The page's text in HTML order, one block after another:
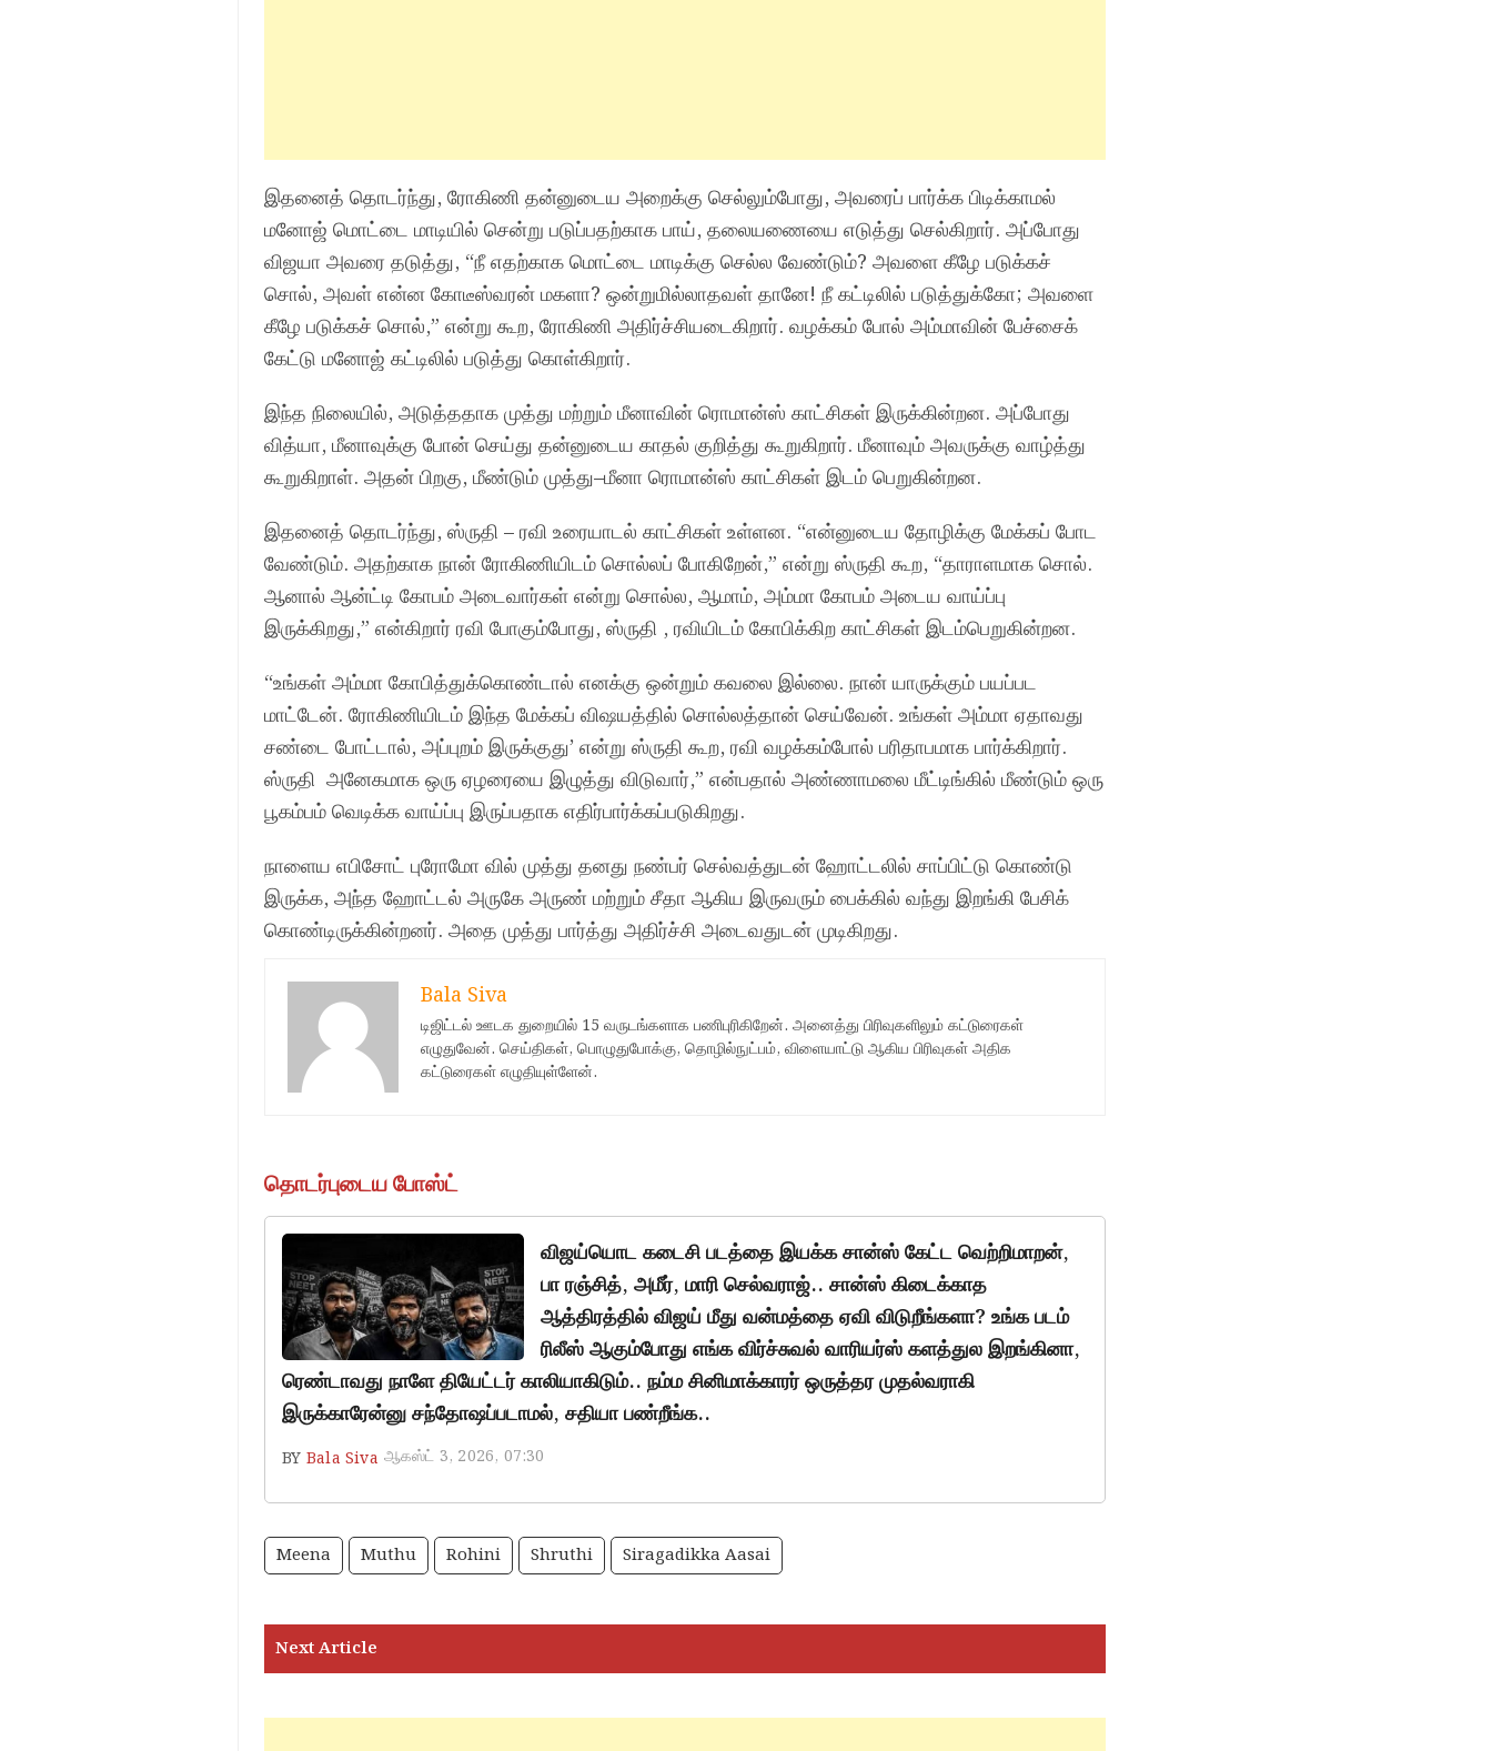
இதனைத் தொடர்ந்து, ரோகிணி தன்னுடைய அறைக்கு செல்லும்போது, அவரைப் பார்க்க பிடிக்காமல்
மனோஜ் மொட்டை மாடியில் சென்று படுப்பதற்காக பாய், தலையணையை எடுத்து செல்கிறார். அப்போது
விஜயா அவரை தடுத்து, “நீ எதற்காக மொட்டை மாடிக்கு செல்ல வேண்டும்? அவளை கீழே படுக்கச்
சொல், அவள் என்ன கோடீஸ்வரன் மகளா? ஒன்றுமில்லாதவள் தானே! நீ கட்டிலில் படுத்துக்கோ; அவளை
கீழே படுக்கச் சொல்,” என்று கூற, ரோகிணி அதிர்ச்சியடைகிறார். வழக்கம் போல் அம்மாவின் பேச்சைக்
கேட்டு மனோஜ் கட்டிலில் படுத்து கொள்கிறார்.
இந்த நிலையில், அடுத்ததாக முத்து மற்றும் மீனாவின் ரொமான்ஸ் காட்சிகள் இருக்கின்றன. அப்போது
வித்யா, மீனாவுக்கு போன் செய்து தன்னுடைய காதல் குறித்து கூறுகிறார். மீனாவும் அவருக்கு வாழ்த்து
கூறுகிறாள். அதன் பிறகு, மீண்டும் முத்து–மீனா ரொமான்ஸ் காட்சிகள் இடம் பெறுகின்றன.
இதனைத் தொடர்ந்து, ஸ்ருதி – ரவி உரையாடல் காட்சிகள் உள்ளன. “என்னுடைய தோழிக்கு மேக்கப் போட
வேண்டும். அதற்காக நான் ரோகிணியிடம் சொல்லப் போகிறேன்,” என்று ஸ்ருதி கூற, “தாராளமாக சொல்.
ஆனால் ஆன்ட்டி கோபம் அடைவார்கள் என்று சொல்ல, ஆமாம், அம்மா கோபம் அடைய வாய்ப்பு
இருக்கிறது,” என்கிறார் ரவி போகும்போது, ஸ்ருதி , ரவியிடம் கோபிக்கிற காட்சிகள் இடம்பெறுகின்றன.
“உங்கள் அம்மா கோபித்துக்கொண்டால் எனக்கு ஒன்றும் கவலை இல்லை. நான் யாருக்கும் பயப்பட
மாட்டேன். ரோகிணியிடம் இந்த மேக்கப் விஷயத்தில் சொல்லத்தான் செய்வேன். உங்கள் அம்மா ஏதாவது
சண்டை போட்டால், அப்புறம் இருக்குது’ என்று ஸ்ருதி கூற, ரவி வழக்கம்போல் பரிதாபமாக பார்க்கிறார்.
ஸ்ருதி அனேகமாக ஒரு ஏழரையை இழுத்து விடுவார்,” என்பதால் அண்ணாமலை மீட்டிங்கில் மீண்டும் ஒரு
பூகம்பம் வெடிக்க வாய்ப்பு இருப்பதாக எதிர்பார்க்கப்படுகிறது.
நாளைய எபிசோட் புரோமோ வில் முத்து தனது நண்பர் செல்வத்துடன் ஹோட்டலில் சாப்பிட்டு கொண்டு
இருக்க, அந்த ஹோட்டல் அருகே அருண் மற்றும் சீதா ஆகிய இருவரும் பைக்கில் வந்து இறங்கி பேசிக்
கொண்டிருக்கின்றனர். அதை முத்து பார்த்து அதிர்ச்சி அடைவதுடன் முடிகிறது.
Bala Siva
டிஜிட்டல் ஊடக துறையில் 15 வருடங்களாக பணிபுரிகிறேன். அனைத்து பிரிவுகளிலும் கட்டுரைகள்
எழுதுவேன். செய்திகள், பொழுதுபோக்கு, தொழில்நுட்பம், விளையாட்டு ஆகிய பிரிவுகள் அதிக
கட்டுரைகள் எழுதியுள்ளேன்.
தொடர்புடைய போஸ்ட்
விஜய்யொட கடைசி படத்தை இயக்க சான்ஸ் கேட்ட வெற்றிமாறன்,
பா ரஞ்சித், அமீர், மாரி செல்வராஜ்.. சான்ஸ் கிடைக்காத
ஆத்திரத்தில் விஜய் மீது வன்மத்தை ஏவி விடுறீங்களா? உங்க படம்
ரிலீஸ் ஆகும்போது எங்க விர்ச்சுவல் வாரியர்ஸ் களத்துல இறங்கினா,
ரெண்டாவது நாளே தியேட்டர் காலியாகிடும்.. நம்ம சினிமாக்காரர் ஒருத்தர முதல்வராகி
இருக்காரேன்னு சந்தோஷப்படாமல், சதியா பண்றீங்க..
BY Bala Siva ஆகஸ்ட் 3, 2026, 07:30
Meena Muthu Rohini Shruthi Siragadikka Aasai